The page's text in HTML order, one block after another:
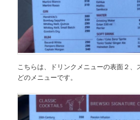
こちらは、
ドリンクメニューの表面２
どのメニューです。